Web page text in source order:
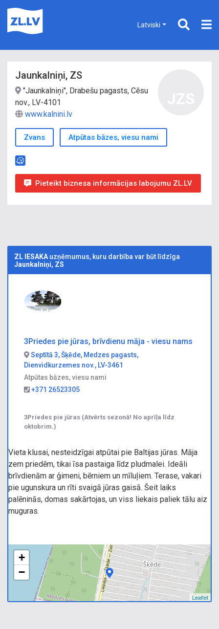
Latviski
Jaunkalniņi, ZS
"Jaunkalniņi", Drabešu pagasts, Cēsu
nov., LV-4101
www.kalnini.lv
Zvans Atpūtas bāzes, viesu nami
Pieteikt biznesa informācijas labojumu ZL.LV
ZL IESAKA uzņēmumus, kuru darbība var būt līdzīga
Jaunkalniņi, ZS
3Priedes pie jūras, brīvdienu māja - viesu nams
Septītā 3, Šķēde, Medzes pagasts,
Dienvidkurzemes nov., LV-3461
Atpūtas bāzes, viesu nami
+371 26523305
3Priedes pie jūras (Atvērts sezonā! No aprīļa līdz
oktobrim.)
Vieta klusai, nesteidzīgai atpūtai pie Baltijas jūras. Māja
zem priedēm, tikai īsa pastaiga līdz pludmalei. Ideāli
brīvdienām ar ģimeni, bērniem un mīluļiem. Terase, vakari
pie ugunskura un rīti svaigā jūras gaisā. Šeit laiks
palēninās, domas sakārtojas, un viss liekais paliek tālu aiz
muguras.
+
−
Leaflet